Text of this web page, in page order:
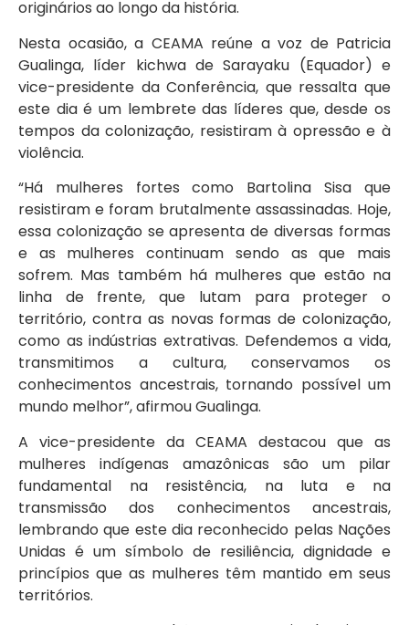
originários ao longo da história.
Nesta ocasião, a CEAMA reúne a voz de Patricia
Gualinga, líder kichwa de Sarayaku (Equador) e
vice-presidente da Conferência, que ressalta que
este dia é um lembrete das líderes que, desde os
tempos da colonização, resistiram à opressão e à
violência.
“Há mulheres fortes como Bartolina Sisa que
resistiram e foram brutalmente assassinadas. Hoje,
essa colonização se apresenta de diversas formas
e as mulheres continuam sendo as que mais
sofrem. Mas também há mulheres que estão na
linha de frente, que lutam para proteger o
território, contra as novas formas de colonização,
como as indústrias extrativas. Defendemos a vida,
transmitimos a cultura, conservamos os
conhecimentos ancestrais, tornando possível um
mundo melhor”, afirmou Gualinga.
A vice-presidente da CEAMA destacou que as
mulheres indígenas amazônicas são um pilar
fundamental na resistência, na luta e na
transmissão dos conhecimentos ancestrais,
lembrando que este dia reconhecido pelas Nações
Unidas é um símbolo de resiliência, dignidade e
princípios que as mulheres têm mantido em seus
territórios.